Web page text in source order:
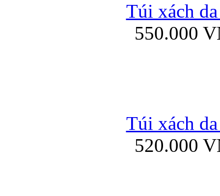
Bao da iPad
Túi xách
550.000
Túi xách
520.000